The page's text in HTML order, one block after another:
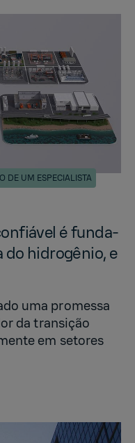
DE UM ESPECIALISTA
é fun­da­
do hidrogênio, e
uma promessa
da transição
em setores